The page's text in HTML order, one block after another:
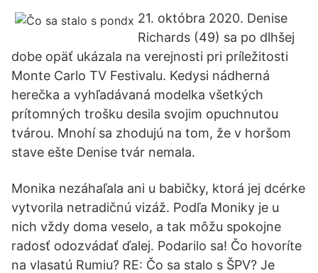
21. októbra 2020. Denise
Richards (49) sa po dlhšej
dobe opäť ukázala na verejnosti pri príležitosti
Monte Carlo TV Festivalu. Kedysi nádherná
herečka a vyhľadávaná modelka všetkých
prítomných trošku desila svojim opuchnutou
tvárou. Mnohí sa zhodujú na tom, že v horšom
stave ešte Denise tvár nemala.
Monika nezáhaľala ani u babičky, ktorá jej dcérke
vytvorila netradičnú vizáž. Podľa Moniky je u
nich vždy doma veselo, a tak môžu spokojne
radosť odozvádať ďalej. Podarilo sa! Čo hovoríte
na vlasatú Rumiu? RE: Čo sa stalo s ŠPV? Je